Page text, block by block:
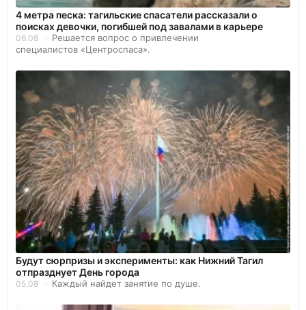
4 метра песка: тагильские спасатели рассказали о
поисках девочки, погибшей под завалами в карьере
06.08
Решается вопрос о привлечении
специалистов «Центроспаса».
Будут сюрпризы и эксперименты: как Нижний Тагил
отпразднует День города
05.08 Каждый найдет занятие по душе.